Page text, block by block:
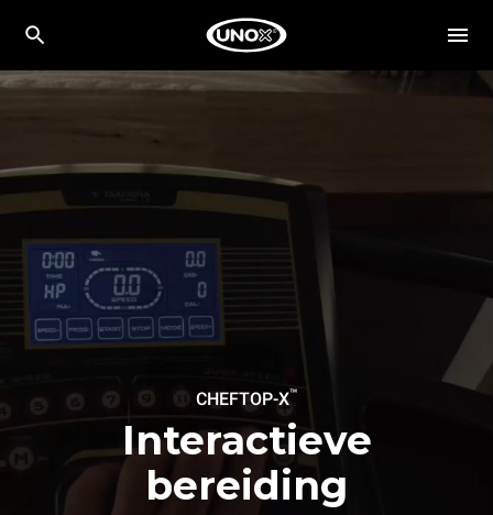
CHEFTOP-X™
Interactieve
bereiding